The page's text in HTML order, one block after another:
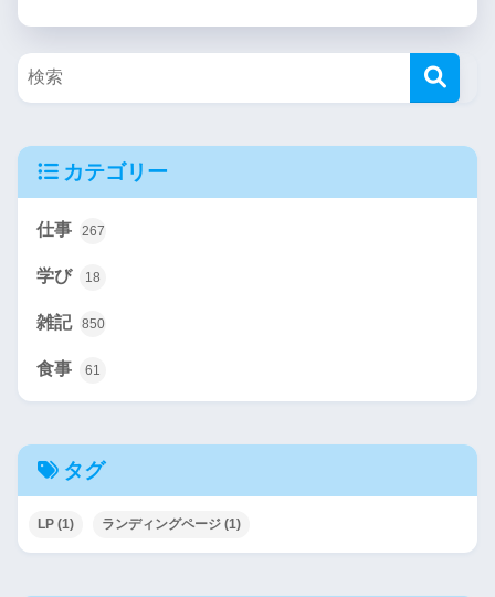
カテゴリー
仕事 267
学び 18
雑記 850
食事 61
タグ
LP (1) ランディングページ (1)